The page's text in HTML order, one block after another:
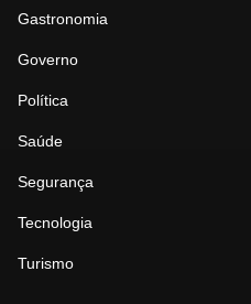
Gastronomia
Governo
Política
Saúde
Segurança
Tecnologia
Turismo